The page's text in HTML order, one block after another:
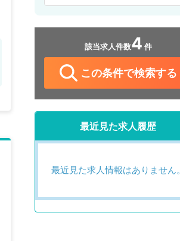
該当求人件数4 件
この条件で検索する
最近見た求人履歴
最近見た求人情報はありません。